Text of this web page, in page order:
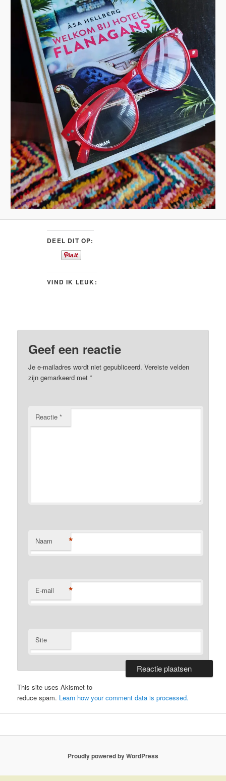
DEEL DIT OP:
VIND IK LEUK:
Geef een reactie
Je e-mailadres wordt niet gepubliceerd. Vereiste velden
zijn gemarkeerd met*
Reactie*
Naam *
E-mail *
Site
This site uses Akismet to
reduce spam. Learn how your comment data is processed.
Proudly powered by WordPress